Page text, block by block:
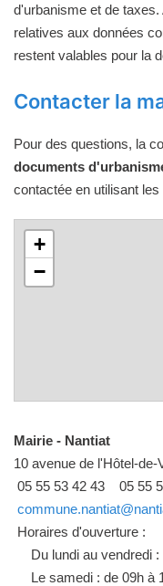
d'urbanisme et de
relatives aux données
restent valables pour la
Contacter la
Pour des questions, la
documents
contactée en utilisant
+
−
Mairie - Nantiat
10 avenue de l'Hôtel-de-
05 55 53 42 43
05 55
Horaires d'ouverture :
Du lundi au vendredi
Le samedi : de 09h à